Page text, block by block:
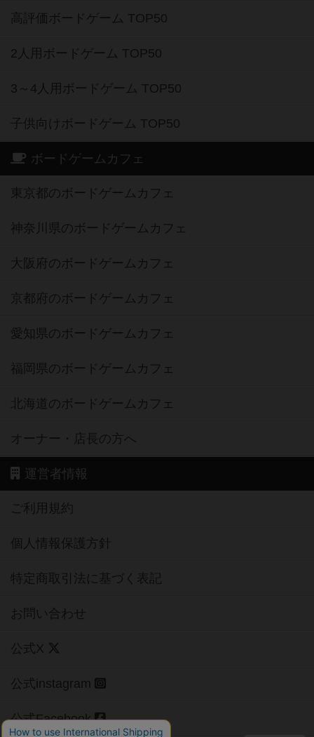
高評価ボードゲーム TOP50
2人用ボードゲーム TOP50
3～4人用ボードゲーム TOP50
子供向けボードゲーム TOP50
ボードゲームカフェ
東京都のボードゲームカフェ
神奈川県のボードゲームカフェ
大阪府のボードゲームカフェ
京都府のボードゲームカフェ
愛知県のボードゲームカフェ
福岡県のボードゲームカフェ
北海道のボードゲームカフェ
オーナー・店長の方へ
運営者情報
ご利用規約
個人情報保護方針
特定商取引法に基づく表記
お問い合わせ
公式X
公式instagram
公式Facebook